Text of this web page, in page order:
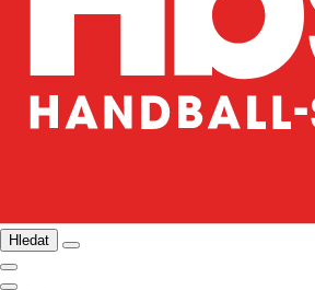
Hledat